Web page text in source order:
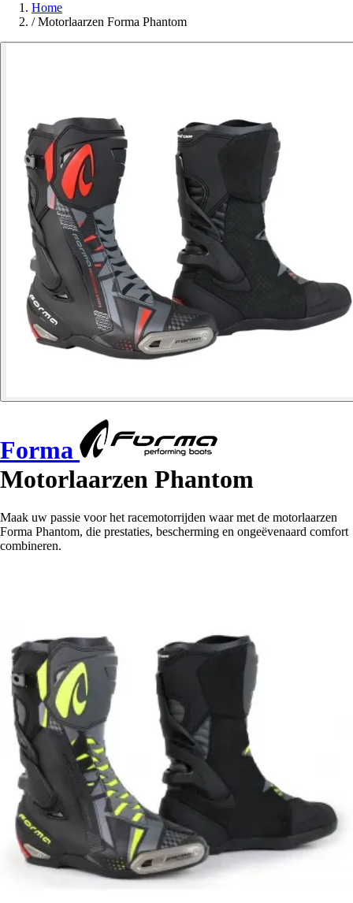
Home
/ Motorlaarzen Forma Phantom
Forma
Motorlaarzen Phantom
Maak uw passie voor het racemotorrijden waar met de motorlaarzen
Forma Phantom, die prestaties, bescherming en ongeëvenaard comfort
combineren.